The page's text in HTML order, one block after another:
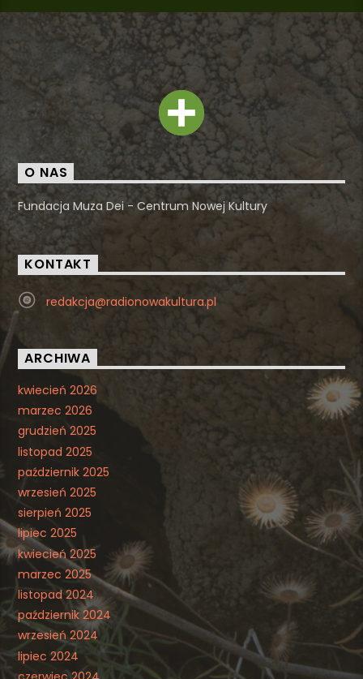
O NAS
Fundacja Muza Dei - Centrum Nowej Kultury
KONTAKT
redakcja@radionowakultura.pl
ARCHIWA
kwiecień 2026
marzec 2026
grudzień 2025
listopad 2025
październik 2025
wrzesień 2025
sierpień 2025
lipiec 2025
kwiecień 2025
marzec 2025
listopad 2024
październik 2024
wrzesień 2024
lipiec 2024